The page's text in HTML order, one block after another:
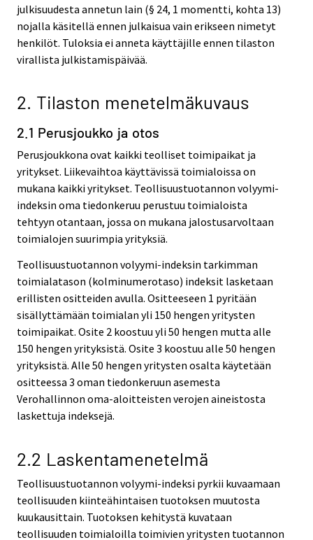
julkisuudesta annetun lain (§ 24, 1 momentti, kohta 13)
nojalla käsitellä ennen julkaisua vain erikseen nimetyt
henkilöt. Tuloksia ei anneta käyttäjille ennen tilaston
virallista julkistamispäivää.
2. Tilaston menetelmäkuvaus
2.1 Perusjoukko ja otos
Perusjoukkona ovat kaikki teolliset toimipaikat ja
yritykset. Liikevaihtoa käyttävissä toimialoissa on
mukana kaikki yritykset. Teollisuustuotannon volyymi-
indeksin oma tiedonkeruu perustuu toimialoista
tehtyyn otantaan, jossa on mukana jalostusarvoltaan
toimialojen suurimpia yrityksiä.
Teollisuustuotannon volyymi-indeksin tarkimman
toimialatason (kolminumerotaso) indeksit lasketaan
erillisten ositteiden avulla. Ositteeseen 1 pyritään
sisällyttämään toimialan yli 150 hengen yritysten
toimipaikat. Osite 2 koostuu yli 50 hengen mutta alle
150 hengen yrityksistä. Osite 3 koostuu alle 50 hengen
yrityksistä. Alle 50 hengen yritysten osalta käytetään
ositteessa 3 oman tiedonkeruun asemesta
Verohallinnon oma-aloitteisten verojen aineistosta
laskettuja indeksejä.
2.2 Laskentamenetelmä
Teollisuustuotannon volyymi-indeksi pyrkii kuvaamaan
teollisuuden kiinteähintaisen tuotoksen muutosta
kuukausittain. Tuotoksen kehitystä kuvataan
teollisuuden toimialoilla toimivien yritysten tuotannon